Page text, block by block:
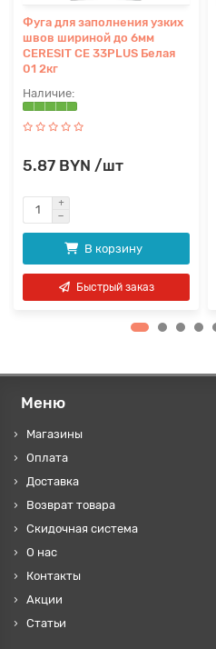
Фуга для заполнения узких
швов шириной до 6мм
CERESIT CE 33PLUS Белая
01 2кг
5.87 BYN /шт
В корзину
Быстрый заказ
Меню
Магазины
Оплата
Доставка
Возврат товара
Скидочная система
О нас
Контакты
Акции
Статьи